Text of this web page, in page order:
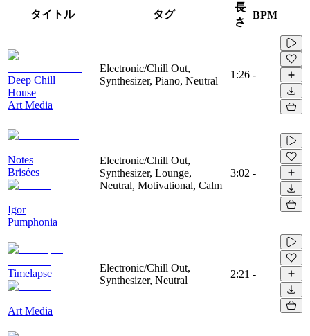
タイトル タグ
長
さ
BPM
Deep Chill
House
Art Media
Electronic/Chill Out,
Synthesizer, Piano, Neutral
1:26 -
Notes
Brisées
Igor
Pumphonia
Electronic/Chill Out,
Synthesizer, Lounge,
Neutral, Motivational, Calm
3:02 -
Timelapse
Art Media
Electronic/Chill Out,
Synthesizer, Neutral
2:21 -